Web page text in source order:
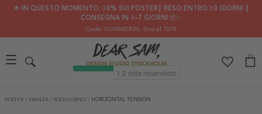
🌟 IN QUESTO MOMENTO: 30% SUI POSTER┃ RESO ENTRO 30 GIORNI ┃
CONSEGNA IN 2–7 GIORNI 📦✨
Code: SUMMER30, fino al 10/8
POSTER / STANZA / SOGGIORNO / HORIZONTAL TENSION